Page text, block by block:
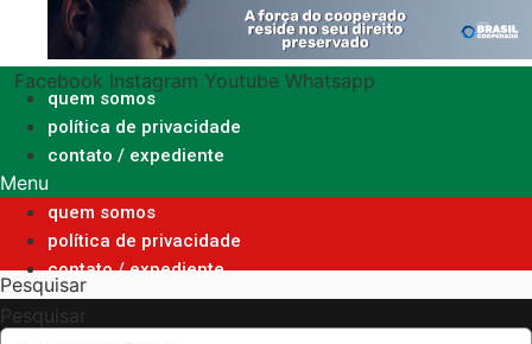
o
conteúdo
Facebook Instagram Youtube Whatsapp
quem somos
política de privacidade
contato / expediente
Menu
quem somos
política de privacidade
contato / expediente
Pesquisar
Pesquisar